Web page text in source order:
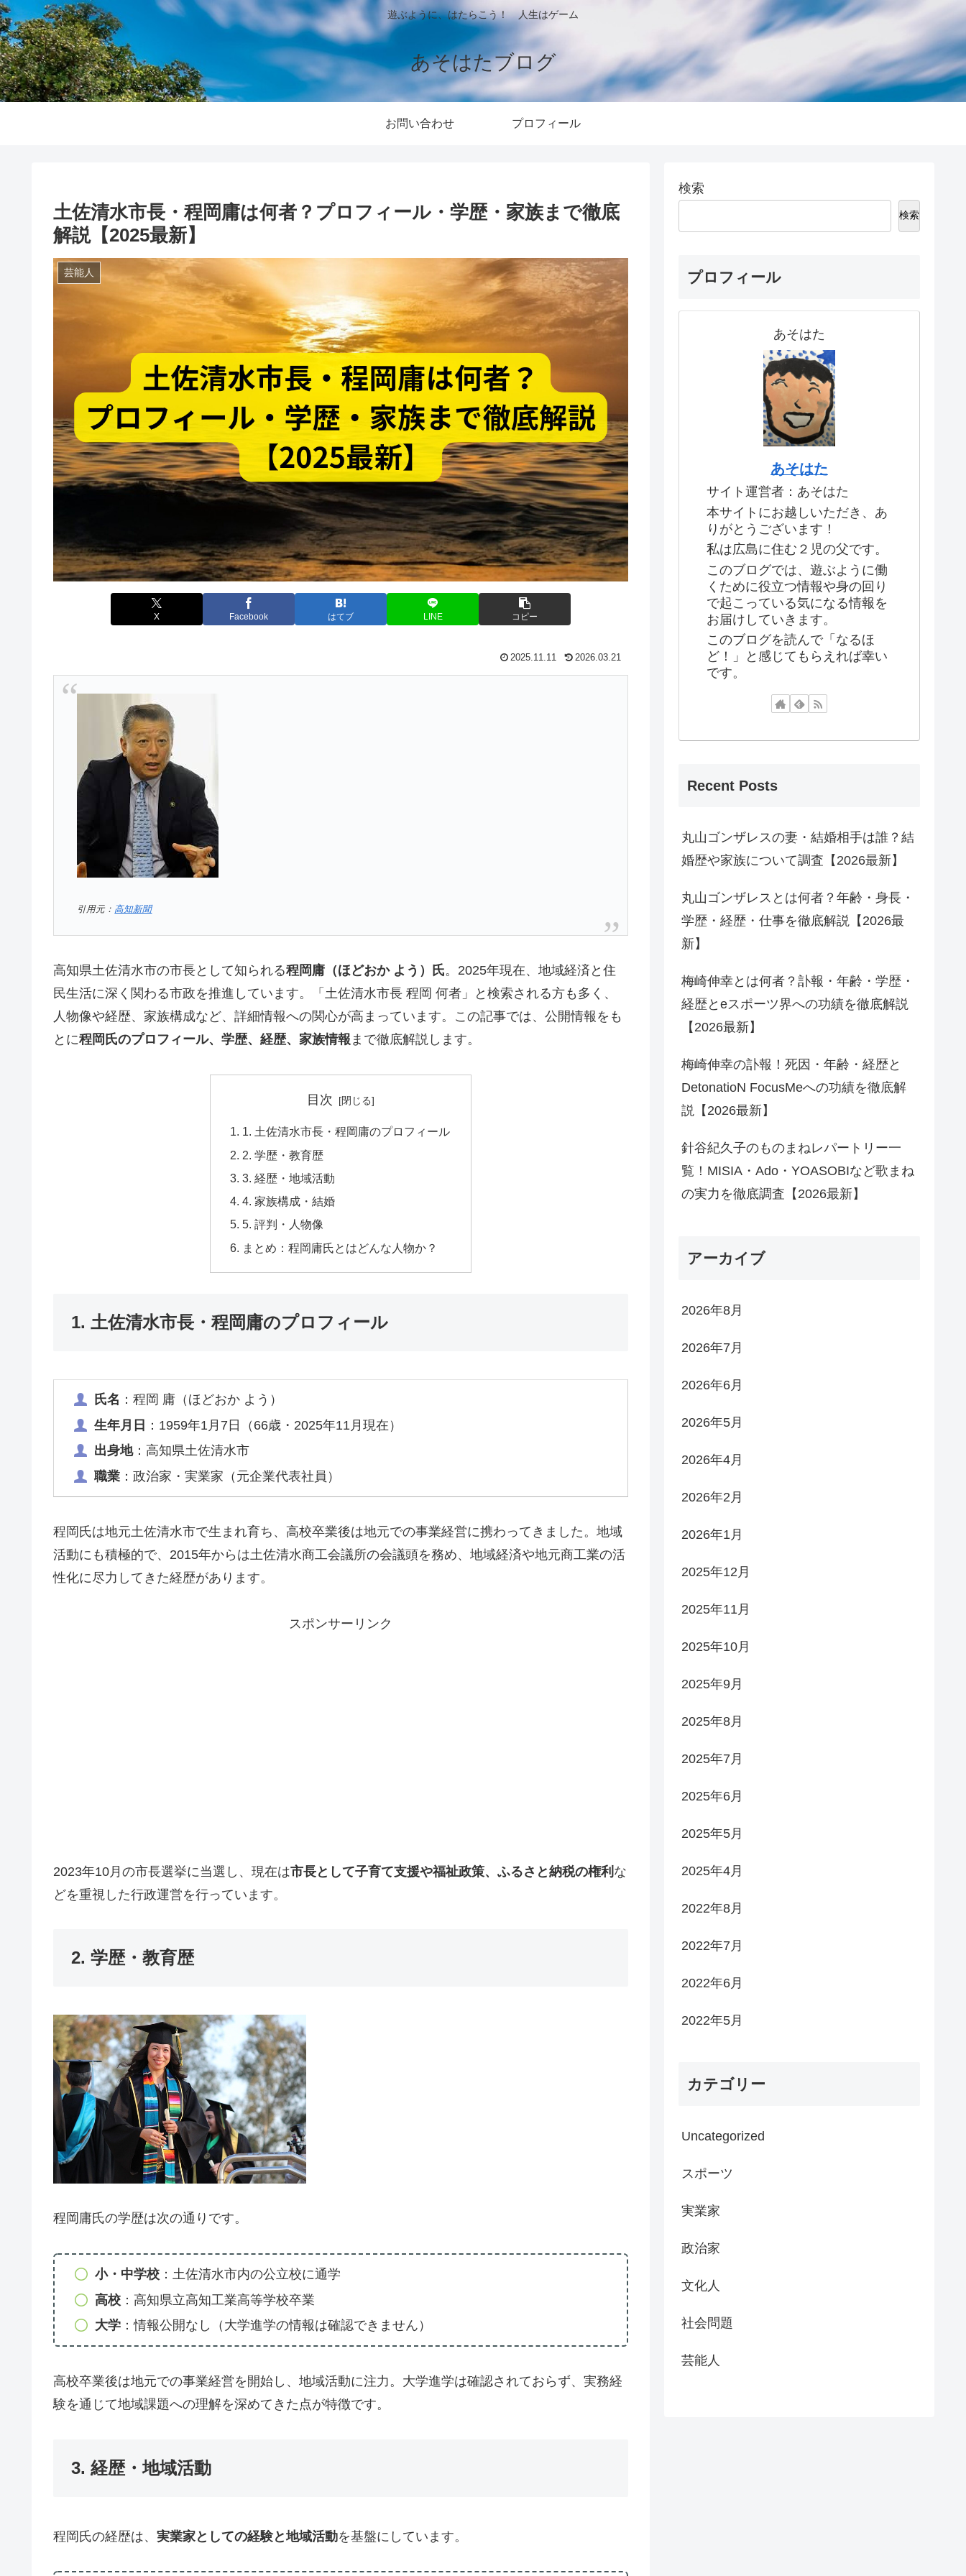
遊ぶように、はたらこう！ 人生はゲーム
あそはたブログ
お問い合わせ プロフィール
土佐清水市長・程岡庸は何者？プロフィール・学歴・家族まで徹底
解説【2025最新】
芸能人
X Facebook はてブ LINE コピー
2025.11.11 2026.03.21
引用元： 高知新聞
高知県土佐清水市の市長として知られる程岡庸（ほどおか よう）氏。2025年現在、地域経済と住
民生活に深く関わる市政を推進しています。「土佐清水市長 程岡 何者」と検索される方も多く、
人物像や経歴、家族構成など、詳細情報への関心が高まっています。この記事では、公開情報をも
とに程岡氏のプロフィール、学歴、経歴、家族情報 まで徹底解説します。
目次
1. 土佐清水市長・程岡庸のプロフィール
2. 学歴・教育歴
3. 経歴・地域活動
4. 家族構成・結婚
5. 評判・人物像
まとめ：程岡庸氏とはどんな人物か？
1. 土佐清水市長・程岡庸のプロフィール
氏名 ：程岡 庸（ほどおか よう）
生年月日 ：1959年1月7日（66歳・2025年11月現在）
出身地：高知県土佐清水市
職業 ：政治家・実業家（元企業代表社員）
程岡氏は地元土佐清水市で生まれ育ち、高校卒業後は地元での事業経営に携わってきました。地域
活動にも積極的で、2015年からは土佐清水商工会議所の会議頭を務め、地域経済や地元商工業の活
性化に尽力してきた経歴があります。
スポンサーリンク
2023年10月の市長選挙に当選し、現在は市長として子育て支援や福祉政策、ふるさと納税の権利 な
どを重視した行政運営を行っています。
2. 学歴・教育歴
程岡庸氏の学歴は次の通りです。
小・中学校 ：土佐清水市内の公立校に通学
高校 ：高知県立高知工業高等学校卒業
大学 ：情報公開なし（大学進学の情報は確認できません）
高校卒業後は地元での事業経営を開始し、地域活動に注力。大学進学は確認されておらず、実務経
験を通じて地域課題への理解を深めてきた点が特徴です。
3. 経歴・地域活動
程岡氏の経歴は、 実業家としての経験と地域活動を基盤にしています。
検索
検索
プロフィール
あそはた
あそはた
サイト運営者：あそはた
本サイトにお越しいただき、あ
りがとうございます！
私は広島に住む２児の父です。
このブログでは、遊ぶように働
くために役立つ情報や身の回り
で起こっている気になる情報を
お届けしていきます。
このブログを読んで「なるほ
ど！」と感じてもらえれば幸い
です。
Recent Posts
丸山ゴンザレスの妻・結婚相手は誰？結
婚歴や家族について調査【2026最新】
丸山ゴンザレスとは何者？年齢・身長・
学歴・経歴・仕事を徹底解説【2026最
新】
梅崎伸幸とは何者？訃報・年齢・学歴・
経歴とeスポーツ界への功績を徹底解説
【2026最新】
梅崎伸幸の訃報！死因・年齢・経歴と
DetonatioN FocusMeへの功績を徹底解
説【2026最新】
針谷紀久子のものまねレパートリー一
覧！MISIA・Ado・YOASOBIなど歌まね
の実力を徹底調査【2026最新】
アーカイブ
2026年8月
2026年7月
2026年6月
2026年5月
2026年4月
2026年2月
2026年1月
2025年12月
2025年11月
2025年10月
2025年9月
2025年8月
2025年7月
2025年6月
2025年5月
2025年4月
2022年8月
2022年7月
2022年6月
2022年5月
カテゴリー
Uncategorized
スポーツ
実業家
政治家
文化人
社会問題
芸能人